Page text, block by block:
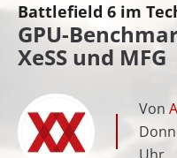
Battlefield 6 im
GPU-
XeSS und MFG
Von